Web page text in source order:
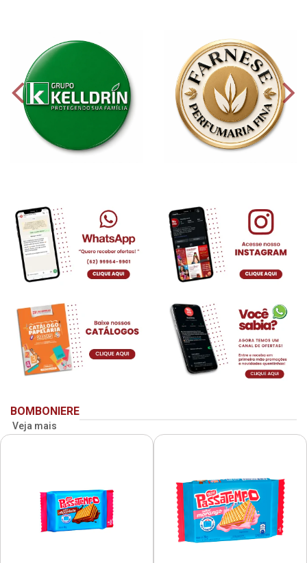
BOMBONIERE
Veja mais